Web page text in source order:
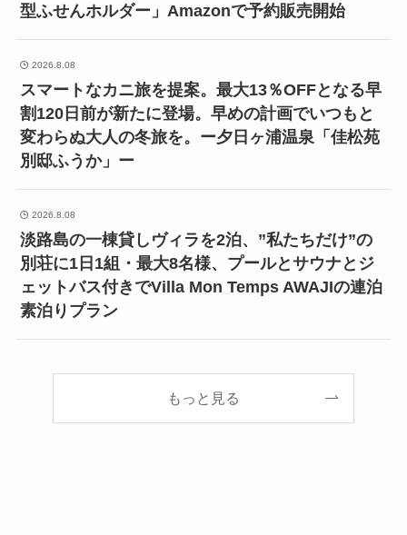
型ふせんホルダー」Amazonで予約販売開始
2026.8.08
スマートなカニ旅を提案。最大13％OFFとなる早
割120日前が新たに登場。早めの計画でいつもと
変わらぬ大人の冬旅を。ー夕日ヶ浦温泉「佳松苑
別邸ふうか」ー
2026.8.08
淡路島の一棟貸しヴィラを2泊、”私たちだけ”の
別荘に1日1組・最大8名様、プールとサウナとジ
ェットバス付きでVilla Mon Temps AWAJIの連泊
素泊りプラン
もっと見る